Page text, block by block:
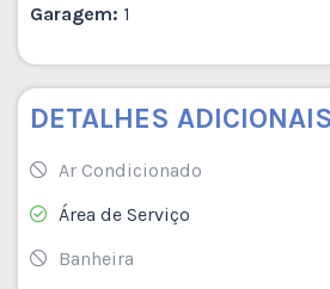
Garagem: 1
DETALHES ADICIONAIS
Ar Condicionado
Área de Serviço
Banheira